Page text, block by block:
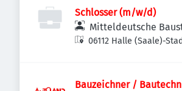
Schlosser (m/w/d)
Mitteldeutsche
06112 Halle (Saale)-
Bauzeichner /